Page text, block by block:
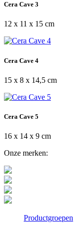
Cera Cave 3
12 x 11 x 15 cm
Cera Cave 4
15 x 8 x 14,5 cm
Cera Cave 5
16 x 14 x 9 cm
Onze merken:
Productgroepen